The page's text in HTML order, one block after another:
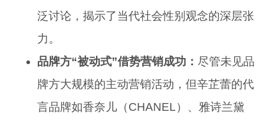
泛讨论，揭示了当代社会性别观念的深层张
力。
品牌方“被动式”借势营销成功： 尽管未见品
牌方大规模的主动营销活动，但辛芷蕾的代
言品牌如香奈儿（CHANEL）、雅诗兰黛